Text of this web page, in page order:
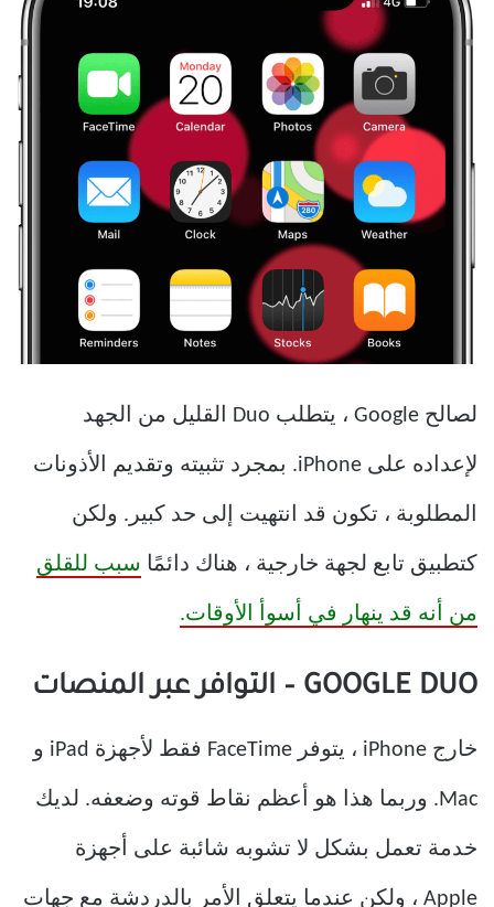
لصالح Google ، يتطلب Duo القليل من الجهد
لإعداده على iPhone. بمجرد تثبيته وتقديم الأذونات
المطلوبة ، تكون قد انتهيت إلى حد كبير. ولكن
كتطبيق تابع لجهة خارجية ، هناك دائمًا سبب للقلق
من أنه قد ينهار في أسوأ الأوقات.
GOOGLE DUO – التوافر عبر المنصات
خارج iPhone ، يتوفر FaceTime فقط لأجهزة iPad و
Mac. وربما هذا هو أعظم نقاط قوته وضعفه. لديك
خدمة تعمل بشكل لا تشوبه شائبة على أجهزة
Apple ، ولكن عندما يتعلق الأمر بالدردشة مع جهات